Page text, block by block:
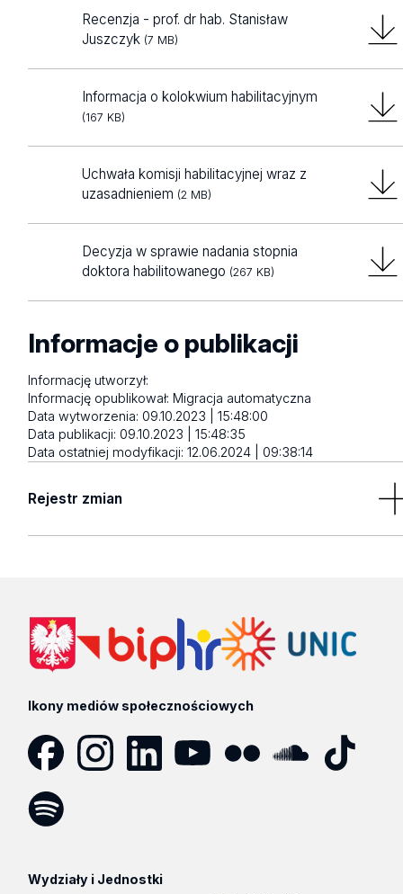
Recenzja - prof. dr hab. Stanisław
Juszczyk (7 MB)
Informacja o kolokwium habilitacyjnym
(167 KB)
Uchwała komisji habilitacyjnej wraz z
uzasadnieniem (2 MB)
Decyzja w sprawie nadania stopnia
doktora habilitowanego (267 KB)
Informacje o publikacji
Informację utworzył:
Informację opublikował:Migracja automatyczna
Data wytworzenia:09.10.2023 | 15:48:00
Data publikacji:09.10.2023 | 15:48:35
Data ostatniej modyfikacji:12.06.2024 | 09:38:14
Rejestr zmian
Ikony mediów społecznościowych
Wydziały i Jednostki